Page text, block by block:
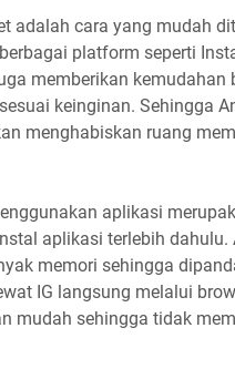
adalah cara yang mudah
platform seperti
memberikan kemudahan
keinginan. Sehingga
menghabiskan ruang
aplikasi
aplikasi terlebih
memori sehingga
IG langsung melalui
mudah sehingga tidak